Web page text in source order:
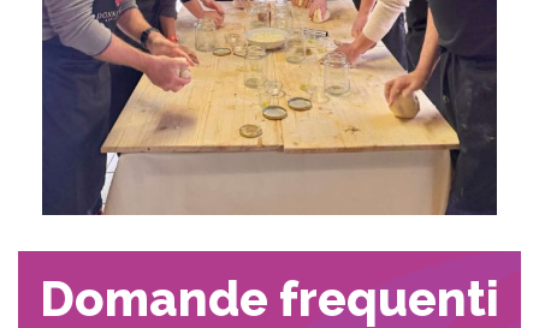
Domande frequenti